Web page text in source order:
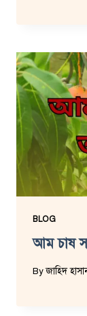
BLOG
আম চাষ
Byজাহিদ